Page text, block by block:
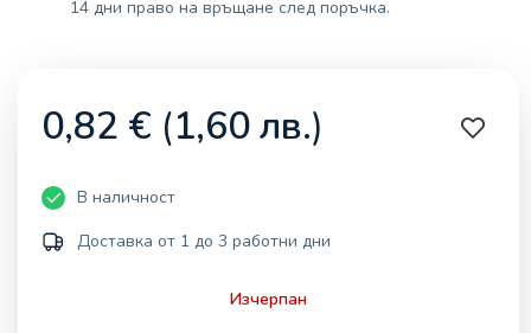
14 дни право на връщане след поръчка.
0,82 € (1,60лв.)
В наличност
Доставка от 1 до 3 работни дни
Изчерпан